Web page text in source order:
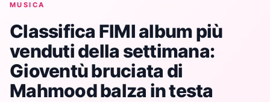
MUSICA
Classifica FIMI album più
venduti della settimana:
Gioventù bruciata di
Mahmood balza in testa